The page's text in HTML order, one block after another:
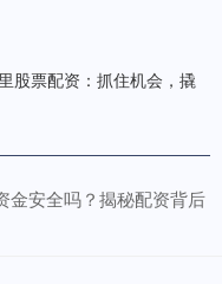
股票配资：抓住机会，撬
金安全吗？揭秘配资背后